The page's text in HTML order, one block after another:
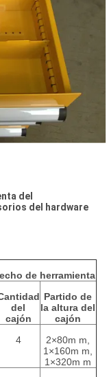
del
del hardware
de herramienta
del
cajón
Partido de
la altura del
cajón
4
2×80m m,
1×160m m,
1×320m m